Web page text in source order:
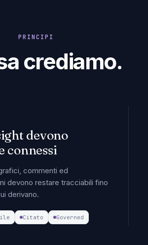
PRINCIPI
crediamo.
devono
connessi
commenti ed
devono restare tracciabili fino
derivano.
Citato Governed